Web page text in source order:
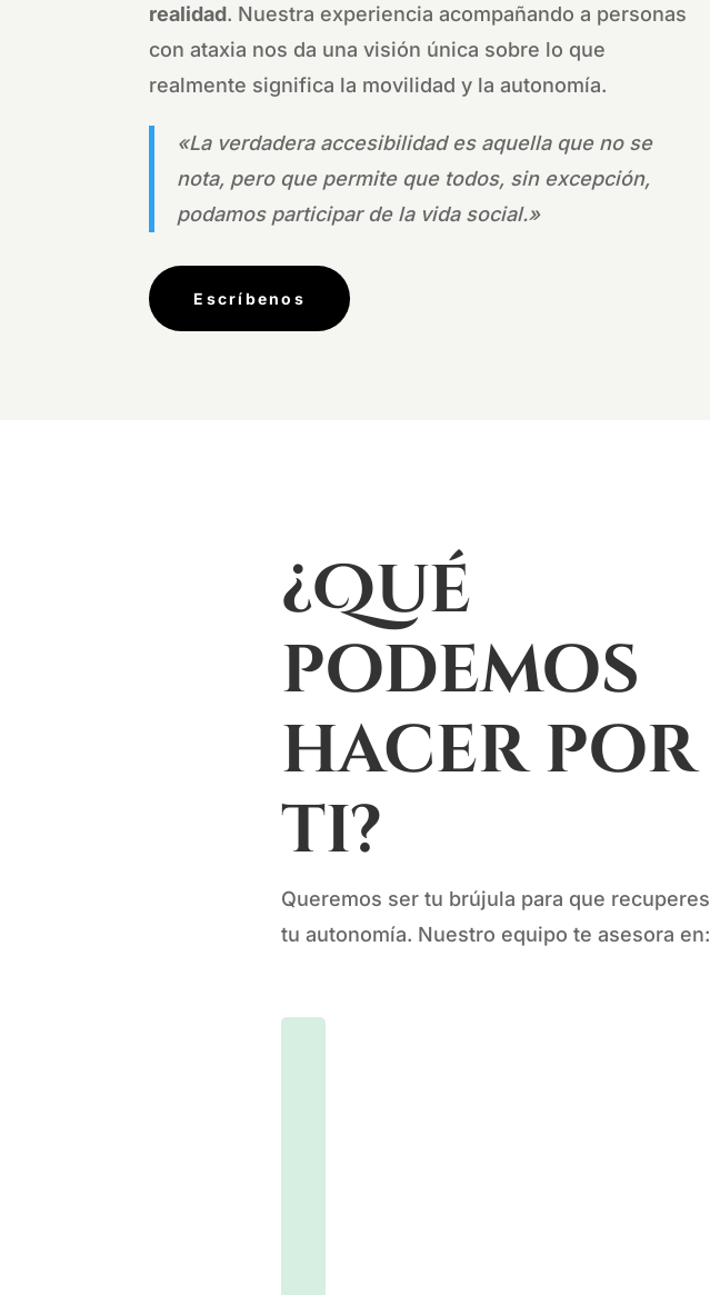
realidad. Nuestra experiencia acompañando a personas
con ataxia nos da una visión única sobre lo que
realmente significa la movilidad y la autonomía.
«La verdadera accesibilidad es aquella que no se
nota, pero que permite que todos, sin excepción,
podamos participar de la vida social.»
Escríbenos
¿Qué
podemos
hacer por
ti?
Queremos ser tu brújula para que recuperes
tu autonomía. Nuestro equipo te asesora en: